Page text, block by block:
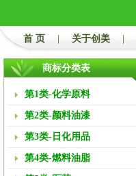
首 页 关于创美
商标分类表
第1类-化学原料
第2类-颜料油漆
第3类-日化用品
第4类-燃料油脂